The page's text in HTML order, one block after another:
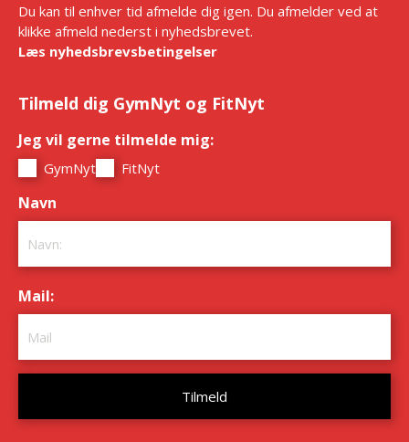
Du kan til enhver tid afmelde dig igen. Du afmelder ved at
klikke afmeld nederst i nyhedsbrevet.
Læs nyhedsbrevsbetingelser
Tilmeld dig GymNyt og FitNyt
Jeg vil gerne tilmelde mig:
GymNyt FitNyt
Navn
Mail: